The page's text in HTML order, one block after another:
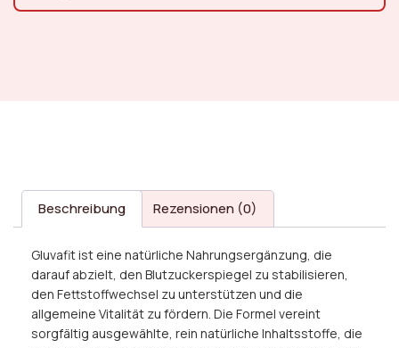
Beschreibung Rezensionen (0)
Gluvafit ist eine natürliche Nahrungsergänzung, die
darauf abzielt, den Blutzuckerspiegel zu stabilisieren,
den Fettstoffwechsel zu unterstützen und die
allgemeine Vitalität zu fördern. Die Formel vereint
sorgfältig ausgewählte, rein natürliche Inhaltsstoffe, die